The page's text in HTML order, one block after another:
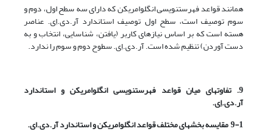
همانند قواعد فهرست­نویسی انگلوامریکن که دارای سه سطح اول، دوم و
سوم توصیف است، سطح اول توصیف استاندارد آر.دی.اِی. عناصر
هسته است که بر اساس نیازهای کاربر (یافتن، شناسایی، انتخاب و به
دست آوردن) تنظیم شده است. آر.دی.اِی. سطوح دوم و سوم را ندارد.
9. تفاوتهای میان قواعد فهرست­نویسی انگلوامریکن و استاندارد
آر.دی.اِی.
9-1 مقایسه بخشهای مختلف قواعد انگلوامریکن و استاندارد آر.دی.ای.